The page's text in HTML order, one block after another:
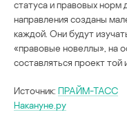
статуса и правовых
направления созданы
каждой. Они будут
«правовые новеллы», на
составляться проект той
Источник: ПРАЙМ-ТАСС
Накануне.ру